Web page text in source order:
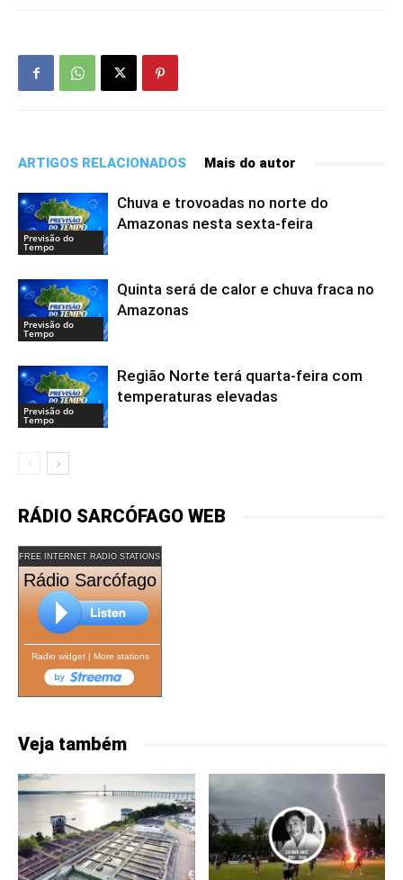
ARTIGOS RELACIONADOS Mais do autor
Previsão do
Tempo
Chuva e trovoadas no norte do
Amazonas nesta sexta-feira
Previsão do
Tempo
Quinta será de calor e chuva fraca no
Amazonas
Previsão do
Tempo
Região Norte terá quarta-feira com
temperaturas elevadas
RÁDIO SARCÓFAGO WEB
FREE INTERNET RADIO STATIONS
Rádio Sarcófago
Radio widget| More stations
Veja também